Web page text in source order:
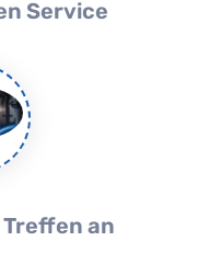
Service
an